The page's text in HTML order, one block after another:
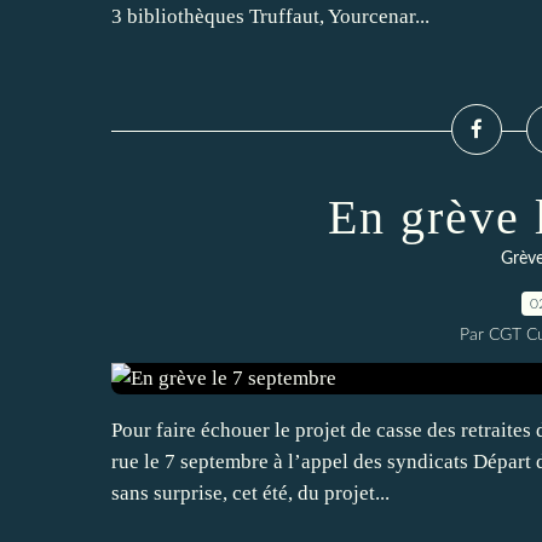
3 bibliothèques Truffaut, Yourcenar...
En grève
Par CGT
Pour faire échouer le projet de casse des
rue le 7 septembre à l’appel des syndicats
sans surprise, cet été, du projet...